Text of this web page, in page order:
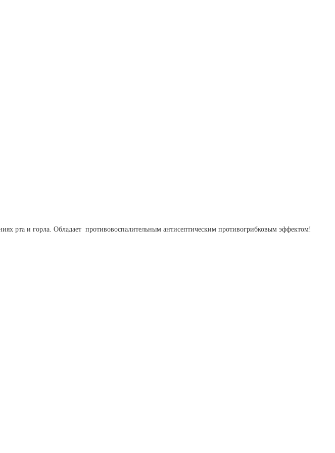
рта и горла. Обладает противовоспалительным антисептическим противогрибковым эффектом!